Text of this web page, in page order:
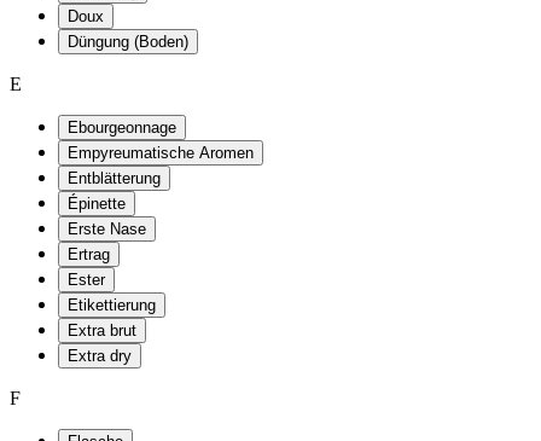
Doux
Düngung (Boden)
E
Ebourgeonnage
Empyreumatische Aromen
Entblätterung
Épinette
Erste Nase
Ertrag
Ester
Etikettierung
Extra brut
Extra dry
F